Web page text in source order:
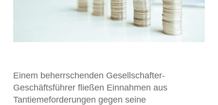
Einem beherrschenden Gesellschafter-
Geschäftsführer fließen Einnahmen aus
Tantiemeforderungen gegen seine